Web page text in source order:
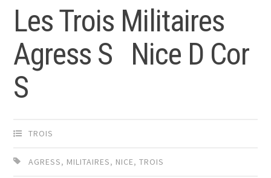
Les Trois Militaires
Agress S Nice D Cor
S
TROIS
AGRESS, MILITAIRES, NICE,TROIS